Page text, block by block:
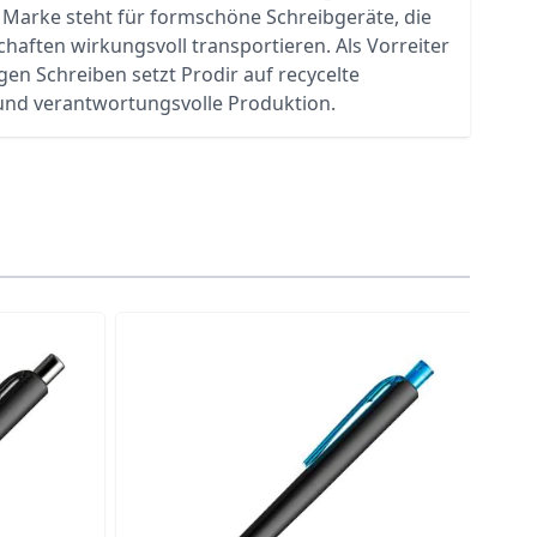
steht für formschöne Schreibgeräte, die
wirkungsvoll transportieren. Als Vorreiter
Schreiben setzt Prodir auf recycelte
verantwortungsvolle Produktion.